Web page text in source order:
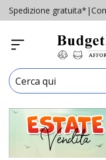
Spedizione gratuita* |